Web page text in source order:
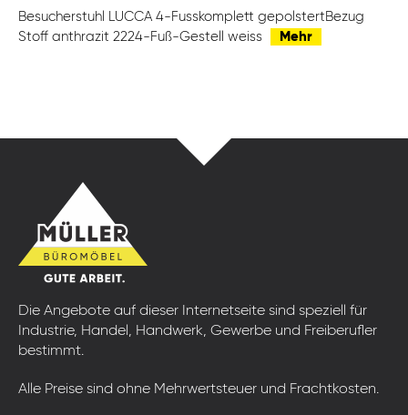
Besucherstuhl LUCCA 4-Fusskomplett gepolstertBezug
Stoff anthrazit 2224-Fuß-Gestell weiss
Mehr
Die Angebote auf dieser Internetseite sind speziell für
Industrie, Handel, Handwerk, Gewerbe und Freiberufler
bestimmt.
Alle Preise sind ohne Mehrwertsteuer und Frachtkosten.